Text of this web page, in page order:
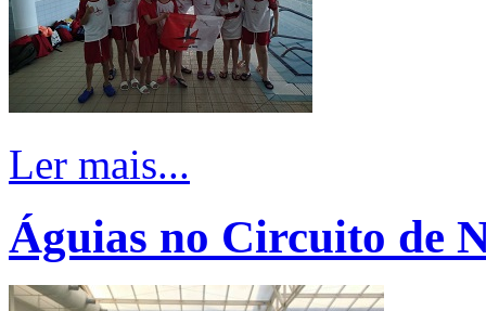
Ler mais...
Águias no Circuito de